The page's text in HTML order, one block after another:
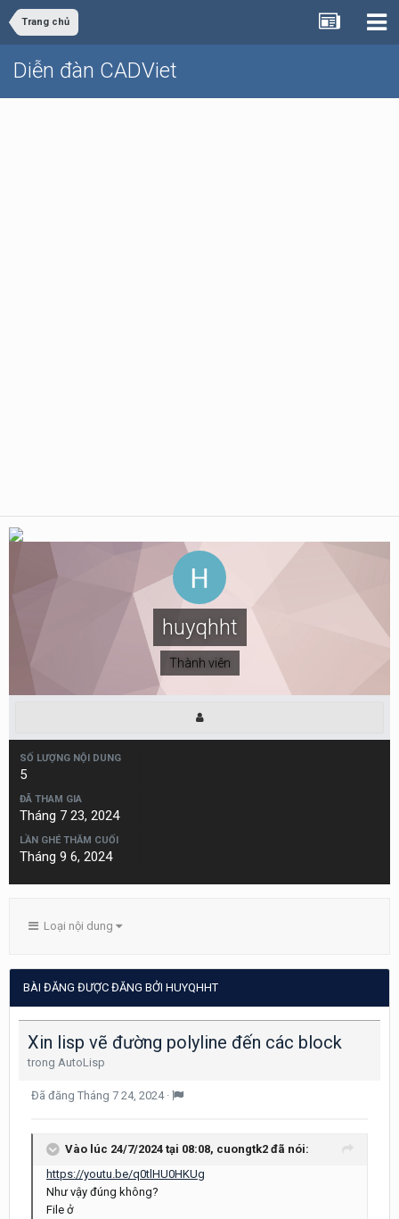
Trang chủ
Diễn đàn CADViet
huyqhht
Thành viên
SỐ LƯỢNG NỘI DUNG
5
ĐÃ THAM GIA
Tháng 7 23, 2024
LẦN GHÉ THĂM CUỐI
Tháng 9 6, 2024
Loại nội dung
BÀI ĐĂNG ĐƯỢC ĐĂNG BỞI HUYQHHT
Xin lisp vẽ đường polyline đến các block
trong AutoLisp
Đã đăng Tháng 7 24, 2024 ·
Vào lúc 24/7/2024 tại 08:08, cuongtk2 đã nói:
https://youtu.be/q0tlHU0HKUg
Như vậy đúng không?
File ở